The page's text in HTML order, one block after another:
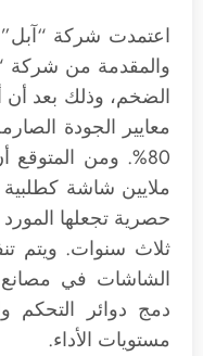
والمقدمة من شركة
الضخم، وذلك بعد أن
معايير الجودة
80%. ومن
ملايين شاشة كطلبية
حصرية تجعلها المورد
ثلاث سنوات. ويتم
الشاشات في مصانع
دمج دوائر التحكم
مستويات الأداء.